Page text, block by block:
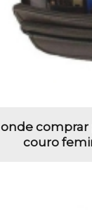
onde comprar
couro